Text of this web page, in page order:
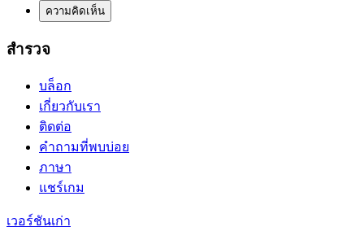
ความคิดเห็น
สำรวจ
บล็อก
เกี่ยวกับเรา
ติดต่อ
คำถามที่พบบ่อย
ภาษา
แชร์เกม
เวอร์ชันเก่า